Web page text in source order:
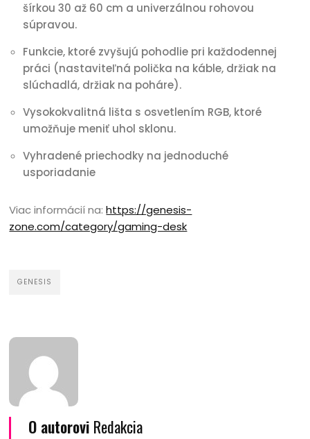
šírkou 30 až 60 cm a univerzálnou rohovou
súpravou.
Funkcie, ktoré zvyšujú pohodlie pri každodennej
práci (nastaviteľná polička na káble, držiak na
slúchadlá, držiak na poháre).
Vysokokvalitná lišta s osvetlením RGB, ktoré
umožňuje meniť uhol sklonu.
Vyhradené priechodky na jednoduché
usporiadanie
Viac informácií na:https://genesis-
zone.com/category/gaming-desk
GENESIS
O autorovi Redakcia